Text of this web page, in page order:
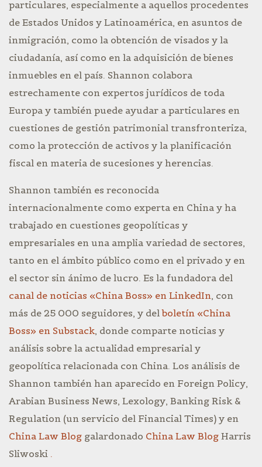
particulares, especialmente a aquellos procedentes
de Estados Unidos y Latinoamérica, en asuntos de
inmigración, como la obtención de visados y la
ciudadanía, así como en la adquisición de bienes
inmuebles en el país. Shannon colabora
estrechamente con expertos jurídicos de toda
Europa y también puede ayudar a particulares en
cuestiones de gestión patrimonial transfronteriza,
como la protección de activos y la planificación
fiscal en materia de sucesiones y herencias.
Shannon también es reconocida
internacionalmente como experta en China y ha
trabajado en cuestiones geopolíticas y
empresariales en una amplia variedad de sectores,
tanto en el ámbito público como en el privado y en
el sector sin ánimo de lucro. Es la fundadora del
canal de noticias «China Boss» en LinkedIn, con
más de 25 000 seguidores, y delboletín «China
Boss» en Substack, donde comparte noticias y
análisis sobre la actualidad empresarial y
geopolítica relacionada con China. Los análisis de
Shannon también han aparecido en Foreign Policy,
Arabian Business News, Lexology, Banking Risk &
Regulation (un servicio del Financial Times) y en
China Law Blog galardonado China Law Blog Harris
Sliwoski .